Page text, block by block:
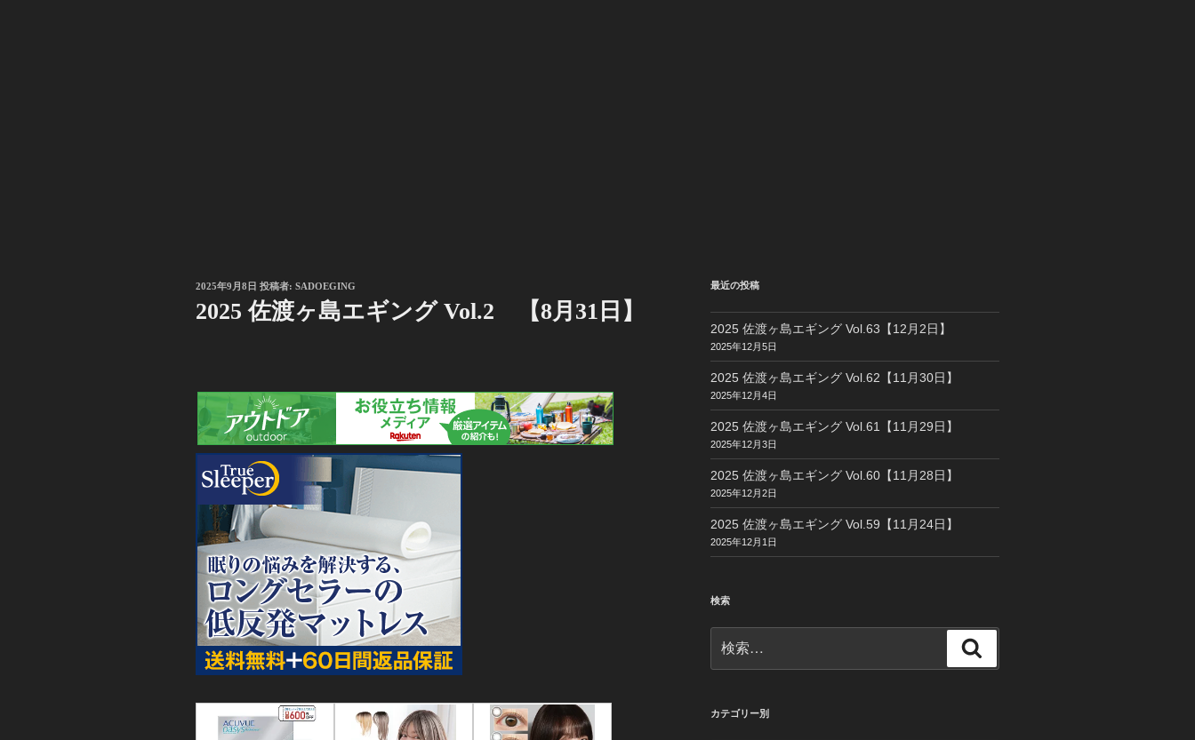
投
日:
2025年9月8日 投稿者: SADOEGING
2025 佐渡ヶ島エギング Vol.2 【8月31日】
最近の投稿
2025 佐渡ヶ島エギング Vol.63【12月2日】
2025年12月5日
2025 佐渡ヶ島エギング Vol.62【11月30日】
2025年12月4日
2025 佐渡ヶ島エギング Vol.61【11月29日】
2025年12月3日
2025 佐渡ヶ島エギング Vol.60【11月28日】
2025年12月2日
2025 佐渡ヶ島エギング Vol.59【11月24日】
2025年12月1日
検索
索:
索
カテゴリー別